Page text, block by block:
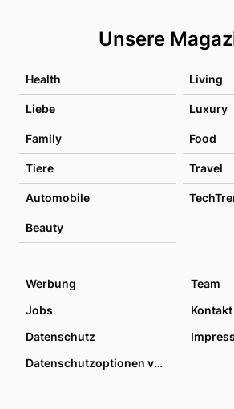
Unsere
Health Living
Liebe Luxury
Family Food
Tiere Travel
Automobile
Beauty
Werbung
Team
Jobs
Kontakt
Datenschutz
Datenschutzoptionen verwalten